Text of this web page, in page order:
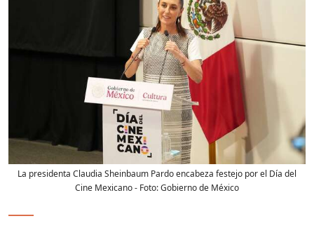
La presidenta Claudia Sheinbaum Pardo encabeza festejo por el Día del
Cine Mexicano- Foto:Gobierno de México